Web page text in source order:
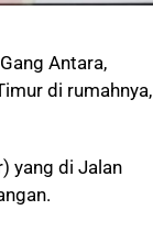
Antara,
di rumahnya,
yang di Jalan